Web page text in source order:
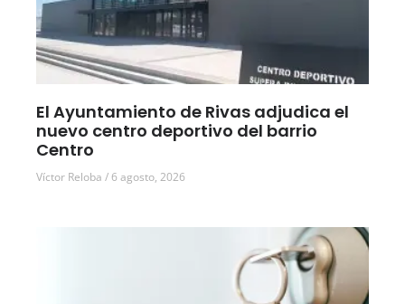
El Ayuntamiento de Rivas adjudica el
nuevo centro deportivo del barrio
Centro
Víctor Reloba 6 agosto, 2026